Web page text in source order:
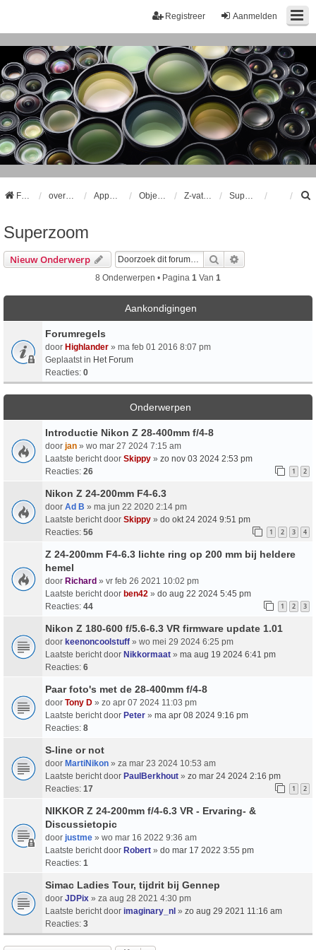
Aanmelden
Registreer
Forum
Superzoom
Nieuw Onderwerp Zoek
8 Onderwerpen • Pagina 1 Van 1
Aankondigingen
Forumregels
door Highlander » ma feb 01 2016 8:07 pm
Geplaatst in Het Forum
Reacties: 0
Onderwerpen
Introductie Nikon Z 28-400mm f/4-8
door jan » wo mar 27 2024 7:15 am
Laatste bericht door Skippy » zo nov 03 2024 2:53 pm
Reacties: 26 1 2
Nikon Z 24-200mm F4-6.3
door Ad B » ma jun 22 2020 2:14 pm
Laatste bericht door Skippy » do okt 24 2024 9:51 pm
Reacties: 56 1 2 3 4
Z 24-200mm F4-6.3 lichte ring op 200 mm bij heldere
hemel
door Richard » vr feb 26 2021 10:02 pm
Laatste bericht door ben42 » do aug 22 2024 5:45 pm
Reacties: 44 1 2 3
Nikon Z 180-600 f/5.6-6.3 VR firmware update 1.01
door keenoncoolstuff » wo mei 29 2024 6:25 pm
Laatste bericht door Nikkormaat » ma aug 19 2024 6:41 pm
Reacties: 6
Paar foto's met de 28-400mm f/4-8
door Tony D » zo apr 07 2024 11:03 pm
Laatste bericht door Peter » ma apr 08 2024 9:16 pm
Reacties: 8
S-line or not
door MartiNikon » za mar 23 2024 10:53 am
Laatste bericht door PaulBerkhout » zo mar 24 2024 2:16 pm
Reacties: 17 1 2
NIKKOR Z 24-200mm f/4-6.3 VR - Ervaring- &
Discussietopic
door justme » wo mar 16 2022 9:36 am
Laatste bericht door Robert » do mar 17 2022 3:55 pm
Reacties: 1
Simac Ladies Tour, tijdrit bij Gennep
door JDPix » za aug 28 2021 4:30 pm
Laatste bericht door imaginary_nl » zo aug 29 2021 11:16 am
Reacties: 3